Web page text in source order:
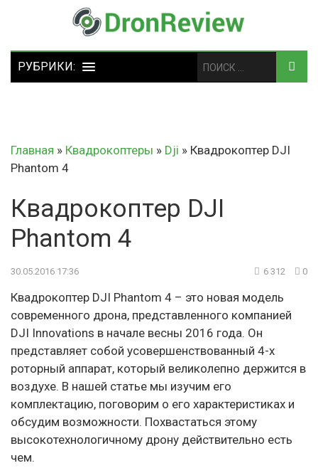
Главная » Квадрокоптеры » Dji » Квадрокоптер DJI
Phantom 4
Квадрокоптер DJI
Phantom 4
30.05.2016 17:36 6 312 0
Квадрокоптер DJI Phantom 4 – это новая модель
современного дрона, представленного компанией
DJI Innovations в начале весны 2016 года. Он
представляет собой усовершенствованный 4-х
роторный аппарат, который великолепно держится в
воздухе. В нашей статье мы изучим его
комплектацию, поговорим о его характеристиках и
обсудим возможности. Похвастаться этому
высокотехнологичному дрону действительно есть
чем.